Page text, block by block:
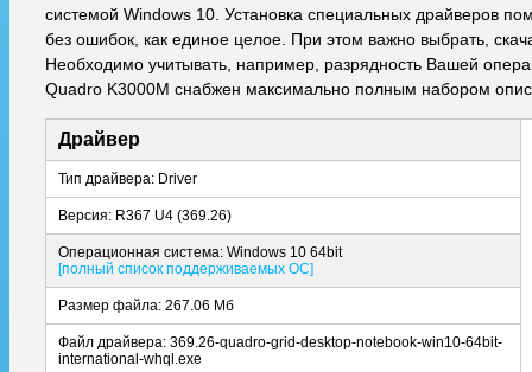
системой Windows 10. Установка специальных драйверов
без ошибок, как единое целое. При этом важно выбрать,
Необходимо учитывать, например, разрядность Вашей
Quadro K3000M снабжен максимально полным набором
Драйвер
Тип драйвера: Driver
Версия: R367 U4 (369.26)
Операционная система: Windows 10 64bit
[полный список поддерживаемых ОС]
Размер файла: 267.06 Мб
Файл драйвера: 369.26-quadro-grid-desktop-notebook-win10-64bit-
international-whql.exe